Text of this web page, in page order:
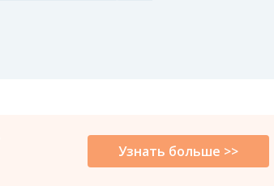
Узнать больше >>